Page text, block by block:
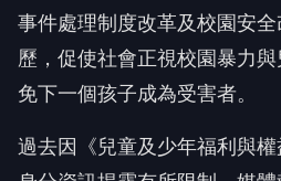
事件處理制度改革及校園安
歷，促使社會正視校園暴力
免下一個孩子成為受害者。
過去因《兒童及少年福利與